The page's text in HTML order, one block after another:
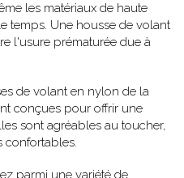
les matériaux de haute
temps. Une housse de volant
l'usure prématurée due à
de volant en nylon de la
conçues pour offrir une
sont agréables au toucher,
confortables.
parmi une variété de